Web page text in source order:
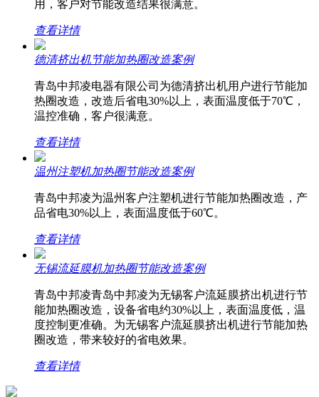
用，客户对节能改造结果很满意。
查看详情
德清挤出机节能加热圈改造案例
青岛中邦凌电器有限公司为德清挤出机用户进行节能加
热圈改造，改造后省电30%以上，表面温度低于70℃，
温控准确，客户很满意。
查看详情
温州注塑机加热圈节能改造案例
青岛中邦凌为温州客户注塑机进行节能加热圈改造，产
品省电30%以上，表面温度低于60℃。
查看详情
无锡流延膜机加热圈节能改造案例
青岛中邦凌青岛中邦凌为无锡客户流延膜挤出机进行节
能加热圈改造，设备省电约30%以上，表面温度低，温
度控制更准确。为无锡客户流延膜挤出机进行节能加热
圈改造，带来较好的省电效果。
查看详情